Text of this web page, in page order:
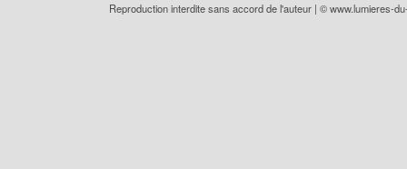
Reproduction interdite sans accord de l'auteur | ©www.lumieres-